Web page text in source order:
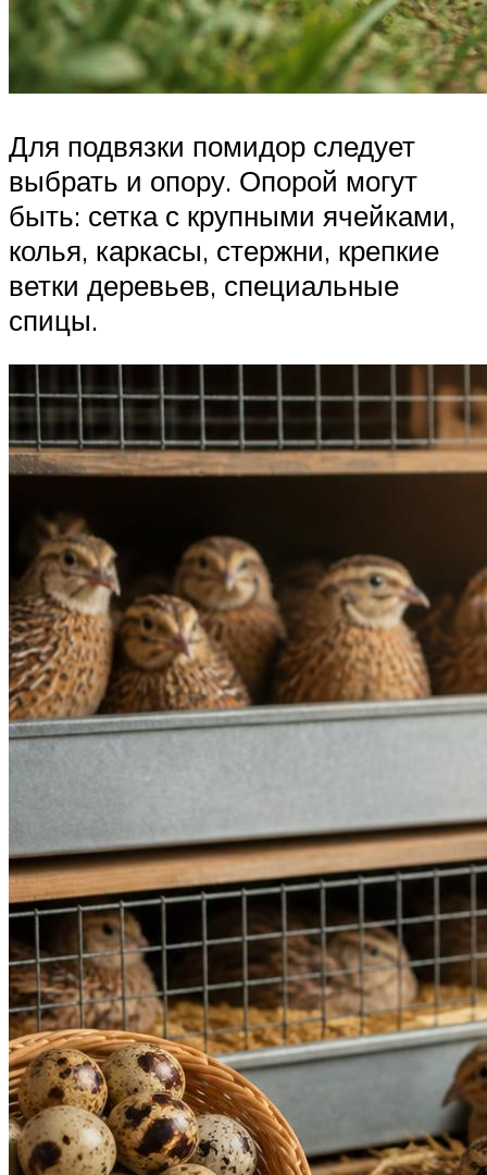
Для подвязки помидор следует
выбрать и опору. Опорой могут
быть: сетка с крупными ячейками,
колья, каркасы, стержни, крепкие
ветки деревьев, специальные
спицы.